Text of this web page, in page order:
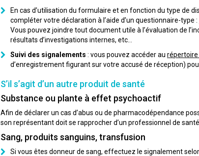
En cas d’utilisation du formulaire et en fonction du type de
compléter votre déclaration à l’aide d’un questionnaire-type :
Vous pouvez joindre tout document utile à l’évaluation de
résultats d’investigations internes, etc...
Suivi des signalements : vous pouvez accéder au répertoire
d’enregistrement figurant sur votre accusé de réception)
S’il s’agit d’un autre produit de santé
Substance ou plante à effet psychoactif
Afin de déclarer un cas d’abus ou de pharmacodépendance
son représentant doit se rapprocher d’un professionnel de
Sang, produits sanguins, transfusion
Si vous êtes donneur de sang, effectuez le signalement